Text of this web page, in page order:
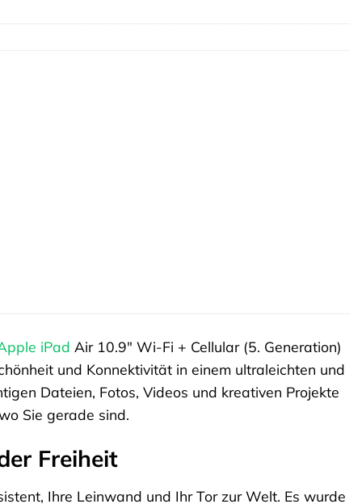
iPad Air 10.9″ Wi-Fi + Cellular (5. Generation)
und Konnektivität in einem ultraleichten und
Dateien, Fotos, Videos und kreativen Projekte
Sie gerade sind.
Freiheit
Ihre Leinwand und Ihr Tor zur Welt. Es wurde